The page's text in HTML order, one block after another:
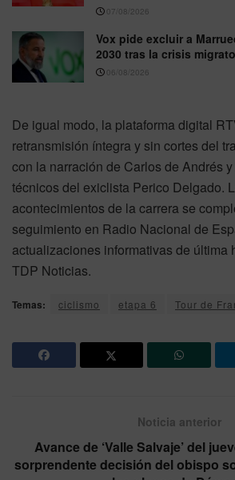
07/08/2026
Vox pide excluir a
2030 tras la crisis
06/08/2026
De igual modo, la plataforma digital
retransmisión íntegra y sin cortes del
con la narración de Carlos de Andrés
técnicos del exiclista Perico Delgado.
acontecimientos de la carrera se
seguimiento en Radio Nacional de
actualizaciones informativas de última
TDP Noticias.
Temas: ciclismo etapa 6 Tour de
Noticia anterior
Avance de ‘Valle Salvaje’ del
sorprendente decisión del obispo